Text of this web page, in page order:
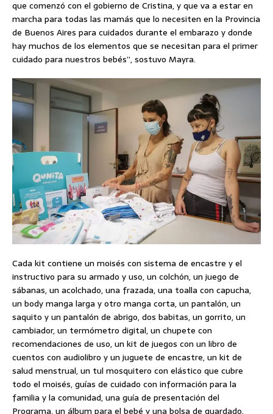
que comenzó con el gobierno de Cristina, y que va a estar en
marcha para todas las mamás que lo necesiten en la Provincia
de Buenos Aires para cuidados durante el embarazo y donde
hay muchos de los elementos que se necesitan para el primer
cuidado para nuestros bebés”, sostuvo Mayra.
Cada kit contiene un moisés con sistema de encastre y el
instructivo para su armado y uso, un colchón, un juego de
sábanas, un acolchado, una frazada, una toalla con capucha,
un body manga larga y otro manga corta, un pantalón, un
saquito y un pantalón de abrigo, dos babitas, un gorrito, un
cambiador, un termómetro digital, un chupete con
recomendaciones de uso, un kit de juegos con un libro de
cuentos con audiolibro y un juguete de encastre, un kit de
salud menstrual, un tul mosquitero con elástico que cubre
todo el moisés, guías de cuidado con información para la
familia y la comunidad, una guía de presentación del
Programa, un álbum para el bebé y una bolsa de guardado.